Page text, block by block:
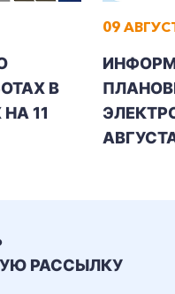
звонок
клиентам
В
11
09
РАССЫЛКУ